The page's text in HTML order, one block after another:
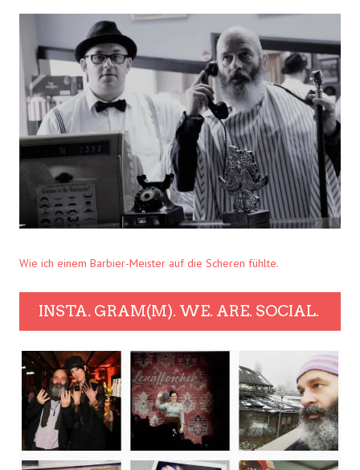
Wie ich einem Barbier-Meister auf die Scheren fühlte.
INSTA. GRAM(M). WE. ARE. SOCIAL.